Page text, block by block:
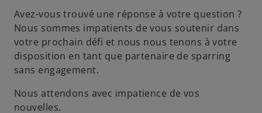
l
e
t
Avez-vous trouvé une réponse à votre question ?
Nous sommes impatients de vous soutenir dans
votre prochain défi et nous nous tenons à votre
disposition en tant que partenaire de sparring
sans engagement.
Nous attendons avec impatience de vos
nouvelles.